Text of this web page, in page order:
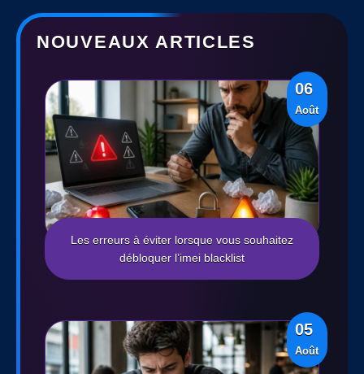
NOUVEAUX ARTICLES
06
Août
Les erreurs à éviter lorsque vous souhaitez
débloquer l’imei blacklist
05
Août